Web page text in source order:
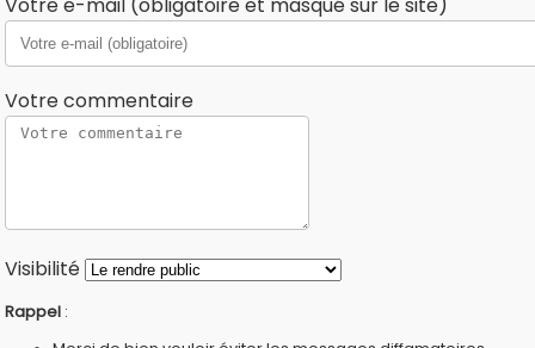
Votre commentaire
Visibilité
Rappel :